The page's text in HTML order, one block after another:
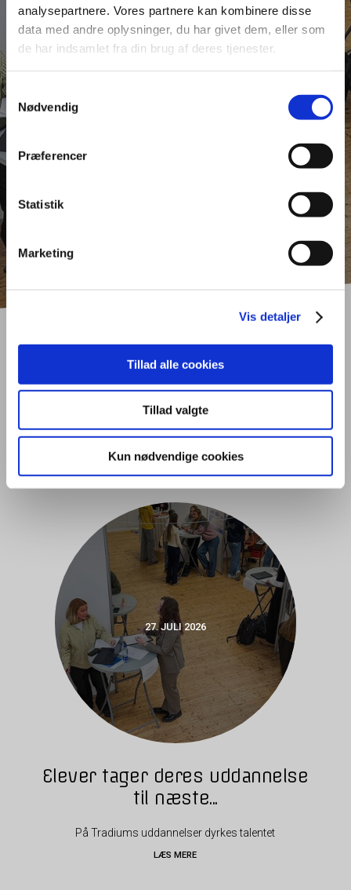
analysepartnere. Vores partnere kan kombinere disse
data med andre oplysninger, du har givet dem, eller som
de har indsamlet fra din brug af deres tjenester.
Samtykkevalg
Nødvendig
Præferencer
Statistik
Marketing
Vis detaljer
Tillad alle cookies
Tillad valgte
Kun nødvendige cookies
niveau
SE ALLE NYHEDER
Nyheder fra Tradium
Handelsgymnasiet
Randers
27. JULI 2026
Elever tager deres uddannelse
til næste...
På Tradiums uddannelser dyrkes talentet
LÆS MERE